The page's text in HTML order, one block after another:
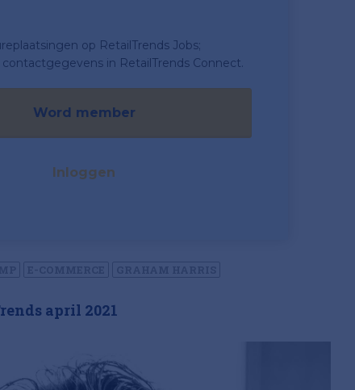
op RetailTrends Jobs;
contactgegevens in RetailTrends Connect.
Word member
Inloggen
april 2021